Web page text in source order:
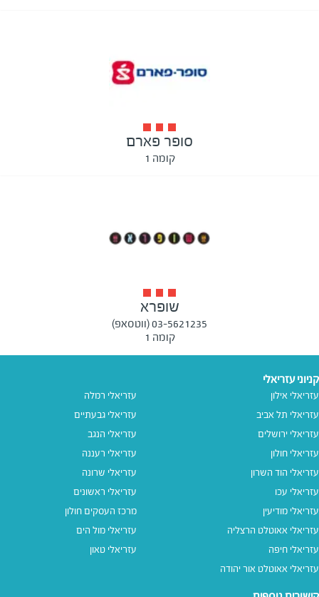
סופר פארם
קומה 1
שופרא
03-5621235 (ווטסאפ)
קומה 1
קניוני עזריאלי
עזריאלי אילון
עזריאלי תל אביב
עזריאלי ירושלים
עזריאלי חולון
עזריאלי הוד השרון
עזריאלי עכו
עזריאלי מודיעין
עזריאלי אאוטלט הרצליה
עזריאלי חיפה
עזריאלי אאוטלט אור יהודה
עזריאלי רמלה
עזריאלי גבעתיים
עזריאלי הנגב
עזריאלי רעננה
עזריאלי שרונה
עזריאלי ראשונים
מרכז העסקים חולון
עזריאלי מול הים
עזריאלי טאון